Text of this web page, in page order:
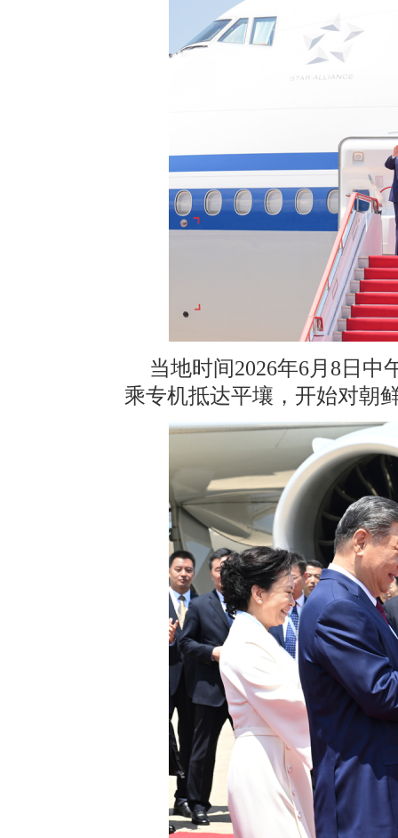
当地时间2026年6月8日
乘专机抵达平壤，开始对朝